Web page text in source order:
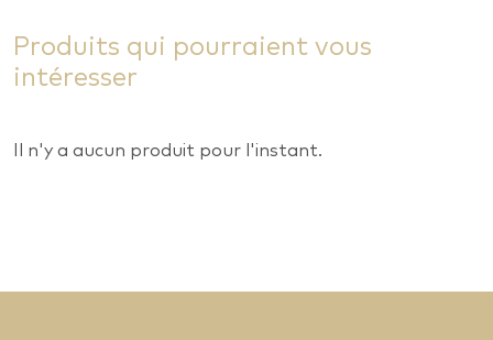
Produits qui pourraient vous
intéresser
Il n'y a aucun produit pour l'instant.